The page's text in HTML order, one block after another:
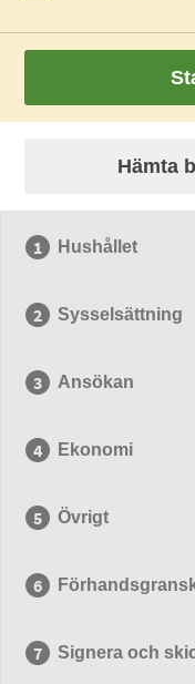
Hämta
Hushållet
Sysselsättning
Ansökan
Ekonomi
Övrigt
Signera och